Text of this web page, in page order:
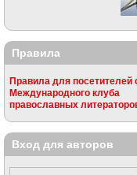
Правила
Правила для посетителей
Международного клуба
православных
Вход для авторов